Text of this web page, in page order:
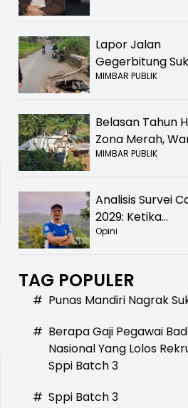
Lapor Jalan
Gegerbitung
Bolong! Bahaya
MIMBAR PUBLIK
Belasan Tahun
Zona Merah,
Kampung
Relokasi
MIMBAR PUBLIK
Analisis Survei
2029: Ketika
Kepercayaan
Opini
TAG POPULER
# Punas Mandiri Nagrak
# Berapa Gaji Pegawai
Nasional Yang Lolos
Sppi Batch 3
# Sppi Batch 3